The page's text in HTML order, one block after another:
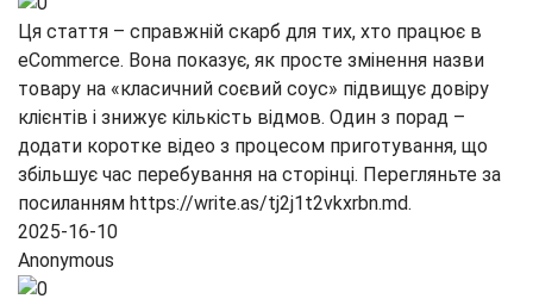
Ця стаття – справжній скарб для тих, хто працює в
eCommerce. Вона показує, як просте змінення назви
товару на «класичний соєвий соус» підвищує довіру
клієнтів і знижує кількість відмов. Один з порад –
додати коротке відео з процесом приготування, що
збільшує час перебування на сторінці. Перегляньте за
посиланням https://write.as/tj2j1t2vkxrbn.md.
2025-16-10
Anonymous